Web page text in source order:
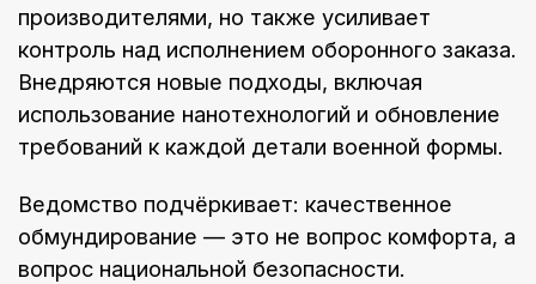
производителями, но также усиливает
контроль над исполнением оборонного заказа.
Внедряются новые подходы, включая
использование нанотехнологий и обновление
требований к каждой детали военной формы.
Ведомство подчёркивает: качественное
обмундирование — это не вопрос комфорта, а
вопрос национальной безопасности.